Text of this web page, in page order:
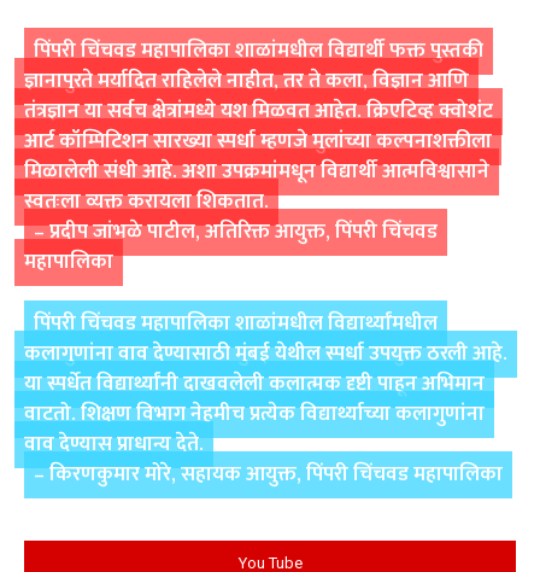
पिंपरी चिंचवड महापालिका शाळांमधील विद्यार्थी फक्त पुस्तकी
ज्ञानापुरते मर्यादित राहिलेले नाहीत, तर ते कला, विज्ञान आणि
तंत्रज्ञान या सर्वच क्षेत्रांमध्ये यश मिळवत आहेत. क्रिएटिव्ह क्वोशंट
आर्ट कॉम्पिटिशन सारख्या स्पर्धा म्हणजे मुलांच्या कल्पनाशक्तीला
मिळालेली संधी आहे. अशा उपक्रमांमधून विद्यार्थी आत्मविश्वासाने
स्वतःला व्यक्त करायला शिकतात.
– प्रदीप जांभळे पाटील, अतिरिक्त आयुक्त, पिंपरी चिंचवड
महापालिका
पिंपरी चिंचवड महापालिका शाळांमधील विद्यार्थ्यांमधील
कलागुणांना वाव देण्यासाठी मुंबई येथील स्पर्धा उपयुक्त ठरली आहे.
या स्पर्धेत विद्यार्थ्यांनी दाखवलेली कलात्मक दृष्टी पाहून अभिमान
वाटतो. शिक्षण विभाग नेहमीच प्रत्येक विद्यार्थ्याच्या कलागुणांना
वाव देण्यास प्राधान्य देते.
– किरणकुमार मोरे, सहायक आयुक्त, पिंपरी चिंचवड महापालिका
You Tube